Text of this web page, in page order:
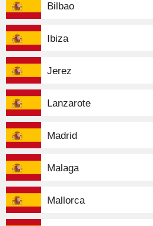
Bilbao
Ibiza
Jerez
Lanzarote
Madrid
Malaga
Mallorca